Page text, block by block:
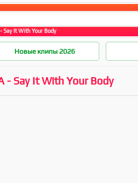
Say It With Your Body
Новые клипы 2026
- Say It With Your Body